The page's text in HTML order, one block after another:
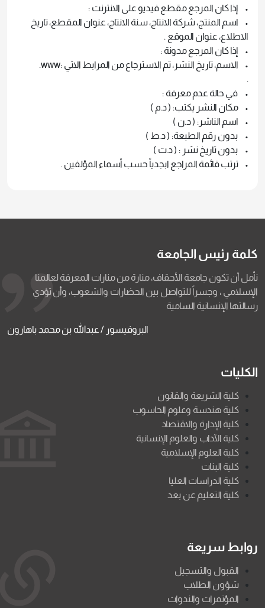
• إذا كان المرجع مقطع فيديو على الانترنت :
• اسم المنتج، شركة الانتاج، سنة الانتاج، عنوان المقطع، تاريخ
الاطلاع، عنوان الموقع .
• إذا كان المرجع مدونة :
• الاسم، تاريخ النشر، تم الاسترجاع من المرابط الاتي :www.
.
• في حالة عدم معرفة :
• مكان النشر يكتب: ( د.م )
• اسم الناشر: ( د.ن )
• بدون رقم الطبعة: ( د.ط )
• بدون تاريخ نشر : ( د.ت )
• ترتب قائمة المراجع ابجدياً حسب أسماء المؤلفين .
كلمة رئيس الجامعة
نأمل أن تكون جامعة الأحقاف، منارة من منارات المعرفة لعالمنا
الإسلامي ، وجسراً للتواصل بين الحضارات والشعوب، وأن تؤدي
رسالتها الإنسانية السامية
البروفيسور / عبدالله بن محمد باهارون
الكليات
كلية الشريعة والقانون
كلية هندسة وعلوم الحاسوب
كلية الإدارة والاقتصاد
كلية الآداب والعلوم الإنسانية
كلية العلوم الإسلامية
كلية البنات
كلية الدراسات العليا
كلية التعليم عن بعد
روابط سريعة
القبول والتسجيل
شؤون الطلاب
المؤتمرات والندوات